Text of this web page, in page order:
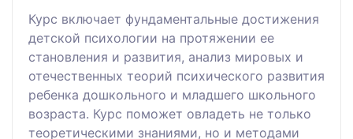
Курс включает фундаментальные достижения
детской психологии на протяжении ее
становления и развития, анализ мировых и
отечественных теорий психического развития
ребенка дошкольного и младшего школьного
возраста. Курс поможет овладеть не только
теоретическими знаниями, но и методами